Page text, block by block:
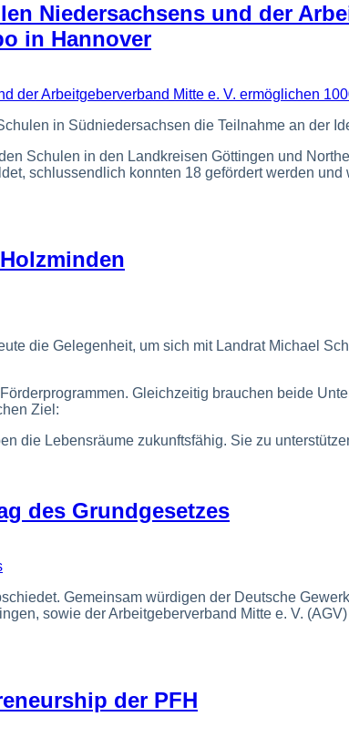
Niedersachsens und der
in Hannover
in Südniedersachsen die Teilnahme an der
Schulen in den Landkreisen Göttingen und
schlussendlich konnten 18 gefördert werden
die Gelegenheit, um sich mit Landrat Michael
Gleichzeitig brauchen beide
Ziel:
die Lebensräume zukunftsfähig. Sie zu
des Grundgesetzes
Gemeinsam würdigen der Deutsche
sowie der Arbeitgeberverband Mitte e. V.
der PFH